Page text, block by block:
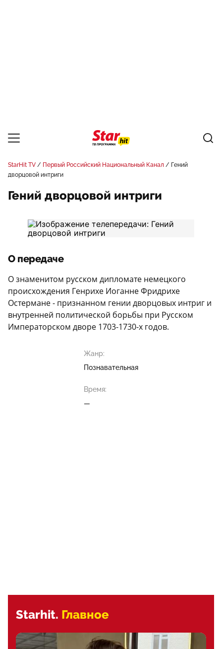
StarHit TV Первый Российский Национальный Канал
Гений
дворцовой интриги
Гений дворцовой интриги
О передаче
О знаменитом русском дипломате немецкого
происхождения Генрихе Иоганне Фридрихе
Остермане - признанном гении дворцовых интриг и
внутренней политической борьбы при Русском
Императорском дворе 1703-1730-х годов.
Жанр:
Познавательная
Время:
—
Starhit. Главное